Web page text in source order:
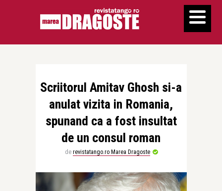
Scriitorul Amitav Ghosh si-a
anulat vizita in Romania,
spunand ca a fost insultat
de un consul roman
de revistatango.ro Marea Dragoste